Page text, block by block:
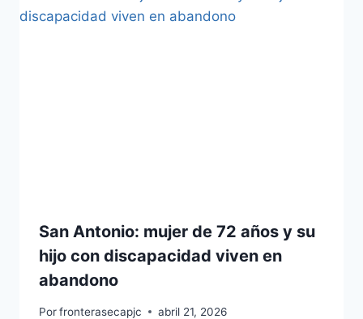
San Antonio: mujer de 72 años y su
hijo con discapacidad viven en
abandono
Porfronterasecapjc abril 21, 2026